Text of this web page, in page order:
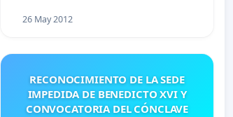
26 May 2012
RECONOCIMIENTO DE LA SEDE
IMPEDIDA DE BENEDICTO XVI Y
CONVOCATORIA DEL CÓNCLAVE